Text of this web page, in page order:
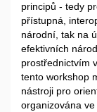
principů - tedy
přístupná,
národní, tak na
efektivních
prostřednictvím
tento workshop
nástroji pro
organizována